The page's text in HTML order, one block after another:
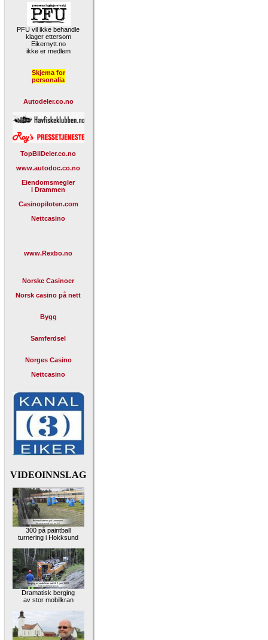
PFU vil ikke behandle
klager ettersom
Eikernytt.no
ikke er medlem
Skjema for
personalia
Autodeler.co.no
TopBilDeler.co.no
www.autodoc.co.no
Eiendomsmegler
i Drammen
Casinopiloten.com
Nettcasino
www.Rexbo.no
Norske Casinoer
Norsk casino på nett
Bygg
Samferdsel
Norges Casino
Nettcasino
VIDEOINNSLAG
300 på paintball
turnering i Hokksund
Dramatisk berging
av stor mobilkran